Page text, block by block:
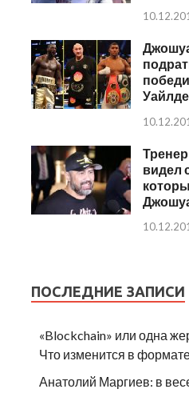
видел
ПОСЛЕДНИЕ ЗАПИСИ
«Blockchain» или одна
Что изменится в
Анатолий Маргиев: в